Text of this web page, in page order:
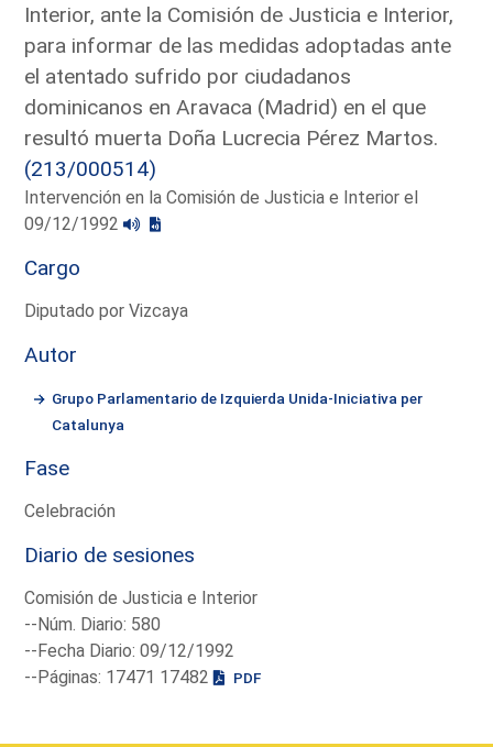
Interior, ante la Comisión de Justicia e Interior,
para informar de las medidas adoptadas ante
el atentado sufrido por ciudadanos
dominicanos en Aravaca (Madrid) en el que
resultó muerta Doña Lucrecia Pérez Martos.
(213/000514)
Intervención en la Comisión de Justicia e Interior el
09/12/1992
Cargo
Diputado por Vizcaya
Autor
Grupo Parlamentario de Izquierda Unida-Iniciativa per
Catalunya
Fase
Celebración
Diario de sesiones
Comisión de Justicia e Interior
--Núm. Diario: 580
--Fecha Diario: 09/12/1992
--Páginas: 17471 17482
PDF